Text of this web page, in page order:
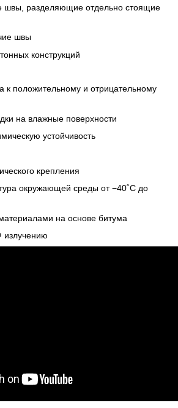
разделяющие отдельно стоящие
швы
конструкций
к положительному и отрицательному
на влажные поверхности
устойчивость
крепления
окружающей среды от −40˚С до
на основе битума
излучению